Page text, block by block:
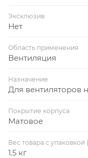
Эксклюзив
Нет
Область применения
Вентиляция
Назначение
Для вентиляторов
Покрытие корпуса
Матовое
Вес товара с упаковкой
1.5 кг